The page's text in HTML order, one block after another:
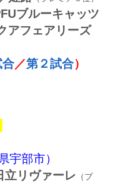
ブルーキャッツ
アフェアリーズ
合／第２試合）
宇部市）
立リヴァーレ （プ